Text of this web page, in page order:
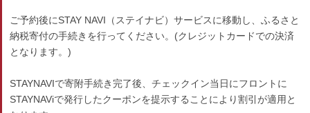
ご予約後にSTAY NAVI（ステイナビ）サービスに移動し、ふるさと
納税寄付の手続きを行ってください。(クレジットカードでの決済
となります。)
STAYNAVIで寄附手続き完了後、チェックイン当日にフロントに
STAYNAViで発行したクーポンを提示することにより割引が適用と